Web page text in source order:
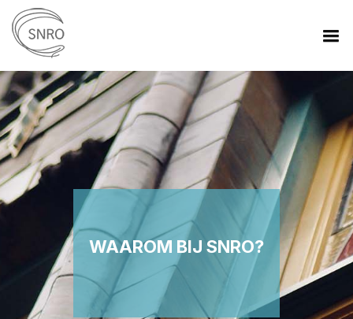
WAAROM BIJ SNRO?